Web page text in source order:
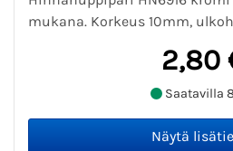
mukana. Korkeus 10mm,
2,80
Saatavilla